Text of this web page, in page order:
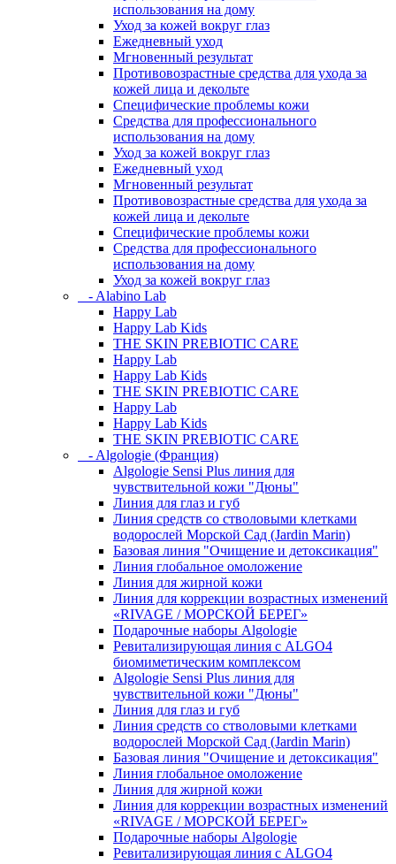
использования на дому
Уход за кожей вокруг глаз
Ежедневный уход
Мгновенный результат
Противовозрастные средства для ухода за
кожей лица и декольте
Специфические проблемы кожи
Средства для профессионального
использования на дому
Уход за кожей вокруг глаз
Ежедневный уход
Мгновенный результат
Противовозрастные средства для ухода за
кожей лица и декольте
Специфические проблемы кожи
Средства для профессионального
использования на дому
Уход за кожей вокруг глаз
- Alabino Lab
Happy Lab
Happy Lab Kids
THE SKIN PREBIOTIC CARE
Happy Lab
Happy Lab Kids
THE SKIN PREBIOTIC CARE
Happy Lab
Happy Lab Kids
THE SKIN PREBIOTIC CARE
- Algologie (Франция)
Algologie Sensi Plus линия для
чувcтвительной кожи "Дюны"
Линия для глаз и губ
Линия средств со стволовыми клетками
водорослей Морской Сад (Jardin Marin)
Базовая линия "Очищение и детоксикация"
Линия глобальное омоложение
Линия для жирной кожи
Линия для коррекции возрастных изменений
«RIVAGE / МОРСКОЙ БЕРЕГ»
Подарочные наборы Algologie
Ревитализирующая линия с ALGO4
биомиметическим комплексом
Algologie Sensi Plus линия для
чувcтвительной кожи "Дюны"
Линия для глаз и губ
Линия средств со стволовыми клетками
водорослей Морской Сад (Jardin Marin)
Базовая линия "Очищение и детоксикация"
Линия глобальное омоложение
Линия для жирной кожи
Линия для коррекции возрастных изменений
«RIVAGE / МОРСКОЙ БЕРЕГ»
Подарочные наборы Algologie
Ревитализирующая линия с ALGO4